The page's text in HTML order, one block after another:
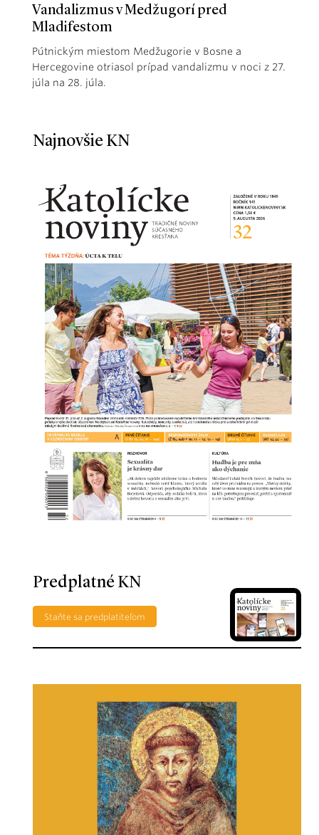
Vandalizmus v Medžugorí pred
Mladifestom
Pútnickým miestom Medžugorie v Bosne a
Hercegovine otriasol prípad vandalizmu v noci z 27.
júla na 28. júla.
Najnovšie KN
Predplatné KN
Staňte sa predplatiteľom